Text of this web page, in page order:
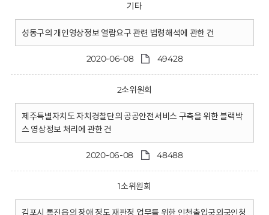
기타
성동구의 개인영상정보 열람요구 관련 법령해석에 관한 건
2020-06-08 49428
2소위원회
제주특별자치도 자치경찰단의 공공안전서비스 구축을 위한 블랙박
스 영상정보 처리에 관한 건
2020-06-08 48488
1소위원회
김포시 통진읍의 장애 정도 재판정 업무를 위한 인천출입국외국인청